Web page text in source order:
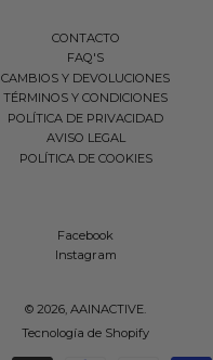
CONTACTO
FAQ'S
CAMBIOS Y DEVOLUCIONES
TÉRMINOS Y CONDICIONES
POLÍTICA DE PRIVACIDAD
AVISO LEGAL
POLÍTICA DE COOKIES
Facebook
Instagram
© 2026, AAINACTIVE.
Tecnología de Shopify